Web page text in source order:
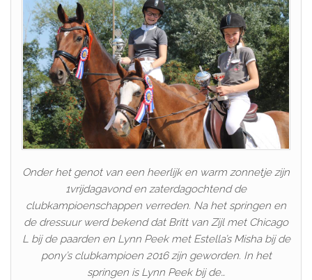
Onder het genot van een heerlijk en warm zonnetje zijn
1vrijdagavond en zaterdagochtend de
clubkampioenschappen verreden. Na het springen en
de dressuur werd bekend dat Britt van Zijl met Chicago
L bij de paarden en Lynn Peek met Estella’s Misha bij de
pony’s clubkampioen 2016 zijn geworden. In het
springen is Lynn Peek bij de…